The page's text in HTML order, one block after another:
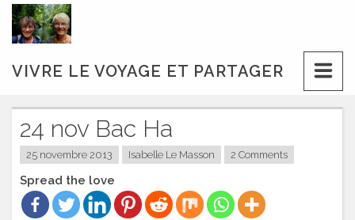
Skip
content
VIVRE LE VOYAGE ET PARTAGER
24 nov Bac Ha
25 novembre 2013 Isabelle Le Masson 2 Comments
Spread the love